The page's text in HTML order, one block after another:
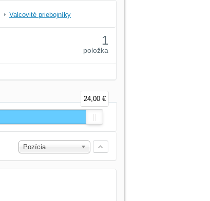
Valcovité priebojníky
1
položka
24,00 €
Pozícia